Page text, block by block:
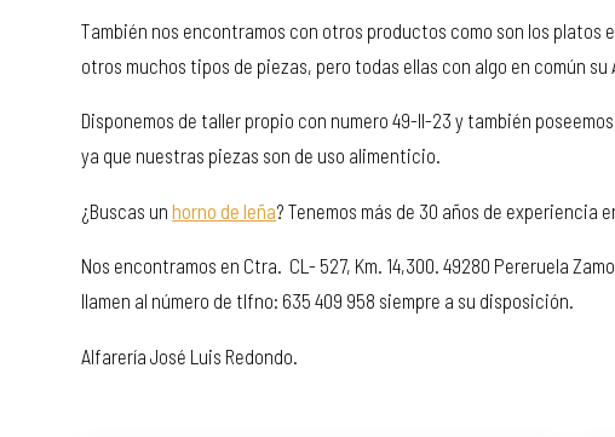
También nos encontramos con otros productos como son los
otros muchos tipos de piezas, pero todas ellas con algo en común su
Disponemos de taller propio con numero 49-II-23 y también
ya que nuestras piezas son de uso alimenticio.
¿Buscas unhorno de leña? Tenemos más de 30 años de experiencia
Nos encontramos en Ctra. CL- 527, Km. 14,300. 49280 Pereruela
llamen al número de tlfno: 635 409 958 siempre a su disposición.
Alfarería José Luis Redondo.